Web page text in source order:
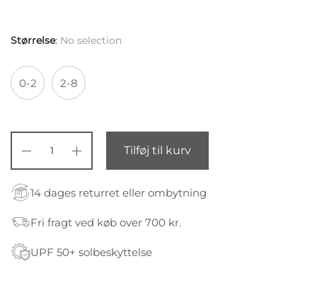
Størrelse: No selection
0-2 2-8
Tilføj til kurv
14 dages returret eller ombytning
Fri fragt ved køb over 700 kr.
UPF 50+ solbeskyttelse